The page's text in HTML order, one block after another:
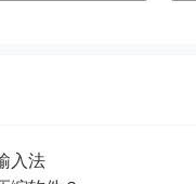
入法